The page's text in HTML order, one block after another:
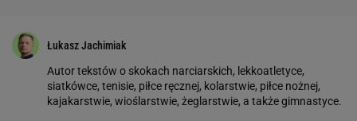
Łukasz Jachimiak
Autor tekstów o skokach narciarskich, lekkoatletyce,
siatkówce, tenisie, piłce ręcznej, kolarstwie, piłce nożnej,
kajakarstwie, wioślarstwie, żeglarstwie, a także gimnastyce.